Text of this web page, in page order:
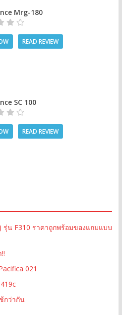
Mrg-180
READ REVIEW
SC 100
READ REVIEW
รุ่น F310 ราคาถูกพร้อมของแถมแบบ
021
กว่ากัน